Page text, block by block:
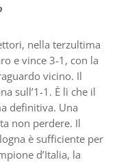
nella terzultima
e vince 3-1, con la
vicino. Il
sull’1-1. È lì che il
definitiva. Una
non perdere. Il
è sufficiente per
d’Italia, la